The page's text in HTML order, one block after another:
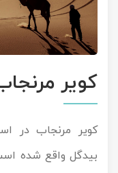
کویر
کویر مرنجاب در
بیدگل واقع شده